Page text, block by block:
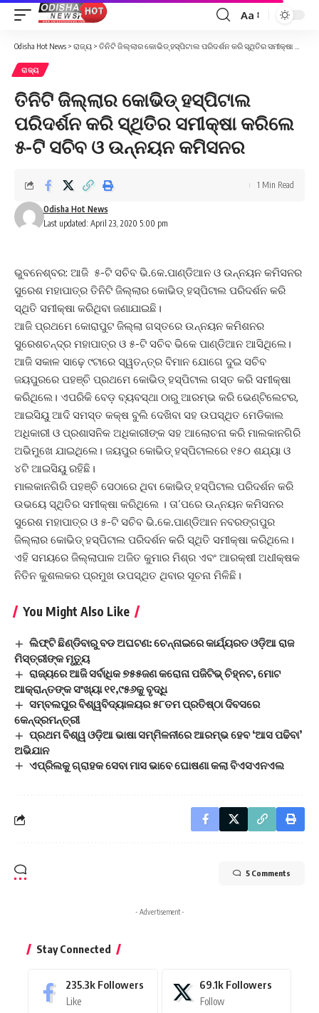
Font
Resizer
Aa
Odisha Hot News > ରାଜ୍ୟ > ତିନିଟି ଜିଲ୍ଲାର କୋଭିଡ୍‌ ହସ୍ପିଟାଲ ପରିଦର୍ଶନ କରି ସ୍ଥିତିର ସମୀକ୍ଷା କରିଲେ ୫-ଟି ସଚିବ ଓ ଉନ୍ନୟନ କମିସନର
ରାଜ୍ୟ
ତିନିଟି ଜିଲ୍ଲାର କୋଭିଡ୍‌ ହସ୍ପିଟାଲ
ପରିଦର୍ଶନ କରି ସ୍ଥିତିର ସମୀକ୍ଷା କରିଲେ
୫-ଟି ସଚିବ ଓ ଉନ୍ନୟନ କମିସନର
Last updated: April 23, 2020 5:00 pm
Odisha Hot News
1 Min Read
ଭୁବନେଶ୍ବର: ଆଜି ୫-ଟି ସଚିବ ଭି.କେ.ପାଣ୍ଡିଆନ ଓ ଉନ୍ନୟନ କମିସନର
ସୁରେଶ ମହାପାତ୍ର ତିନିଟି ଜିଲ୍ଲାର କୋଭିଡ୍‌ ହସ୍ପିଟାଲ ପରିଦର୍ଶନ କରି
ସ୍ଥିତି ସମୀକ୍ଷା କରିଥିବା ଜଣାଯାଇଛି।
ଆଜି ପ୍ରଥମେ କୋରାପୁଟ ଜିଲ୍ଲା ଗସ୍ତରେ ଉନ୍ନୟନ କମିଶନର
ସୁରେଶଚନ୍ଦ୍ର ମହାପାତ୍ର ଓ ୫-ଟି ସଚିବ ଭିକେ ପାଣ୍ଡିଆନ ଆସିଥିଲେ।
ଆଜି ସକାଳ ସାଢ଼େ ୯ଟାରେ ସ୍ୱତନ୍ତ୍ର ବିମାନ ଯୋଗେ ଦୁଇ ସଚିବ
ଜୟପୁରରେ ପହଞ୍ଚି ପ୍ରଥମେ କୋଭିଡ୍‌ ହସ୍ପିଟାଲ ଗସ୍ତ କରି ସମୀକ୍ଷା
କରିଥିଲେ। ଏପରିକି ବେଡ଼ ବ୍ୟବସ୍ଥା ଠାରୁ ଆରମ୍ଭ କରି ଭେଣ୍ଟିଲେଟର,
ଆଇସିୟୁ ଆଦି ସମସ୍ତ କକ୍ଷ ବୁଲି ଦେଖିବା ସହ ଉପସ୍ଥିତ ମେଡିକାଲ
ଅଧିକାରୀ ଓ ପ୍ରଶାସନିକ ଅଧିକାରୀଙ୍କ ସହ ଆଲୋଚନା କରି ମାଲକାନଗିରି
ଅଭିମୁଖେ ଯାଇଥିଲେ। ଜୟପୁର କୋଭିଡ୍‌ ହସ୍ପିଟାଲରେ ୧୫୦ ଶଯ୍ୟା ଓ
୪ଟି ଆଇସିୟୁ ରହିଛି।
ମାଲକାନଗିରି ପହଞ୍ଚି ସେଠାରେ ଥିବା କୋଭିଡ୍‌ ହସ୍ପିଟାଲ ପରିଦର୍ଶନ କରି
ଉଭୟେ ସ୍ଥିତିର ସମୀକ୍ଷା କରିଥିଲେ । ତା’ପରେ ଉନ୍ନୟନ କମିସନର
ସୁରେଶ ମହାପାତ୍ର ଓ ୫-ଟି ସଚିବ ଭି.କେ.ପାଣ୍ଡିଆନ ନବରଙ୍ଗପୁର
ଜିଲ୍ଲାର କୋଭିଡ୍‌ ହସ୍ପିଟାଲ ପରିଦର୍ଶନ କରି ସ୍ଥିତି ସମୀକ୍ଷା କରିଥିଲେ।
ଏହି ସମୟରେ ଜିଲ୍ଲାପାଳ ଅଜିତ କୁମାର ମିଶ୍ର ଏବଂ ଆରକ୍ଷୀ ଅଧୀକ୍ଷକ
ନିତିନ କୁଶଲକର ପ୍ରମୁଖ ଉପସ୍ଥିତ ଥିବାର ସୂଚନା ମିଳିଛି।
You Might Also Like
ଲିଫ୍ଟି ଛିଣ୍ଡିବାରୁ ବଡ ଅଘଟଣ: ଚେନ୍ନାଇରେ କାର୍ଯ୍ୟରତ ଓଡ଼ିଆ ରାଜ
ମିସ୍ତ୍ରୀଙ୍କ ମୃତ୍ୟୁ
ରାଜ୍ୟରେ ଆଜି ସର୍ବାଧିକ ୭୫୫ଜଣ କରୋନା ପଜିଟିଭ୍ ଚିହ୍ନଟ, ମୋଟ
ଆକ୍ରାନ୍ତଙ୍କ ସଂଖ୍ୟା ୧୧,୯୫୬କୁ ବୃଦ୍ଧି
ସମ୍ବଲପୁର ବିଶ୍ୱବିଦ୍ୟାଳୟର ୫୮ତମ ପ୍ରତିଷ୍ଠା ଦିବସରେ
କେନ୍ଦ୍ରମନ୍ତ୍ରୀ
ପ୍ରଥମ ବିଶ୍ୱ ଓଡ଼ିଆ ଭାଷା ସମ୍ମିଳନୀରେ ଆରମ୍ଭ ହେବ ‘ଆସ ପଢିବା’
ଅଭିଯାନ
ଏପ୍ରିଲକୁ ଗ୍ରାହକ ସେବା ମାସ ଭାବେ ଘୋଷଣା କଲା ବିଏସଏନଏଲ
5 Comments
- Advertisement -
Stay Connected
235.3k Followers
Like
69.1k Followers
Follow